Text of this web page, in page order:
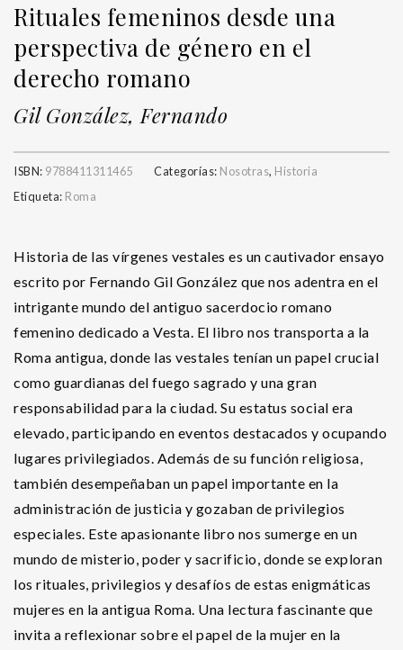
Rituales femeninos desde una
perspectiva de género en el
derecho romano
Gil González, Fernando
ISBN: 9788411311465 Categorías: Nosotras, Historia
Etiqueta: Roma
Historia de las vírgenes vestales es un cautivador ensayo
escrito por Fernando Gil González que nos adentra en el
intrigante mundo del antiguo sacerdocio romano
femenino dedicado a Vesta. El libro nos transporta a la
Roma antigua, donde las vestales tenían un papel crucial
como guardianas del fuego sagrado y una gran
responsabilidad para la ciudad. Su estatus social era
elevado, participando en eventos destacados y ocupando
lugares privilegiados. Además de su función religiosa,
también desempeñaban un papel importante en la
administración de justicia y gozaban de privilegios
especiales. Este apasionante libro nos sumerge en un
mundo de misterio, poder y sacrificio, donde se exploran
los rituales, privilegios y desafíos de estas enigmáticas
mujeres en la antigua Roma. Una lectura fascinante que
invita a reflexionar sobre el papel de la mujer en la